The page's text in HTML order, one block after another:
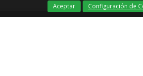
Aceptar Configuración de